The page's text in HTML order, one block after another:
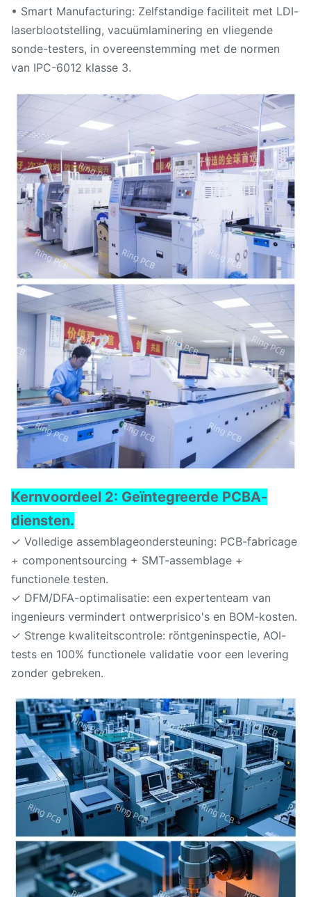
• Smart Manufacturing: Zelfstandige faciliteit met LDI-
laserblootstelling, vacuümlaminering en vliegende
sonde-testers, in overeenstemming met de normen
van IPC-6012 klasse 3.
Kernvoordeel 2: Geïntegreerde PCBA-
diensten.
✓ Volledige assemblageondersteuning: PCB-fabricage
+ componentsourcing + SMT-assemblage +
functionele testen.
✓ DFM/DFA-optimalisatie: een expertenteam van
ingenieurs vermindert ontwerprisico's en BOM-kosten.
✓ Strenge kwaliteitscontrole: röntgeninspectie, AOI-
tests en 100% functionele validatie voor een levering
zonder gebreken.